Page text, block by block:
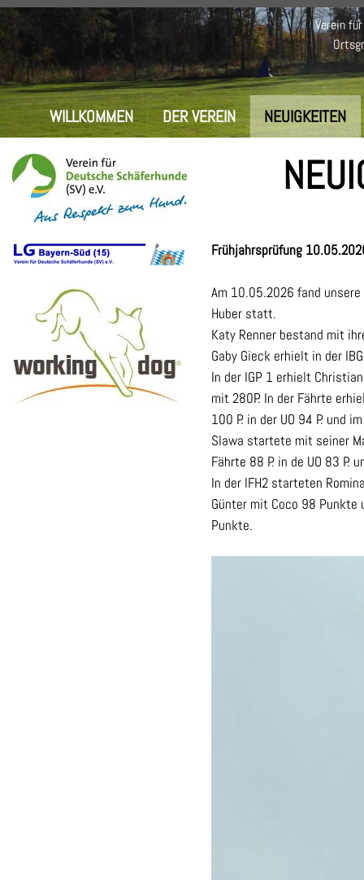
Verein
WILLKOMMEN DER VEREIN NEUIGKEITEN
Frühjahrsprüfung
Am 10.05.2026 fand
Huber statt.
Katy Renner bestand mit
Gaby Gieck erhielt in der
In der IGP 1 erhielt
mit 280P. In der Fährte
100 P. in der UO 94 P. und
Slawa startete mit seiner
Fährte 88 P. in de UO 83 P.
In der IFH2 starteten
Günter mit Coco 98 Punkte
Punkte.